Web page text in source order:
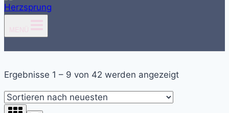
MENÜ
Ergebnisse 1 – 9 von 42 werden angezeigt